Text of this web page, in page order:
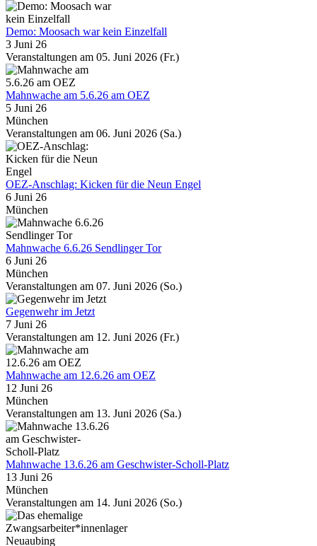
Demo: Moosach war kein Einzelfall
3 Juni 26
Veranstaltungen am 05. Juni 2026 (Fr.)
Mahnwache am 5.6.26 am OEZ
5 Juni 26
München
Veranstaltungen am 06. Juni 2026 (Sa.)
OEZ-Anschlag: Kicken für die Neun Engel
6 Juni 26
München
Mahnwache 6.6.26 Sendlinger Tor
6 Juni 26
München
Veranstaltungen am 07. Juni 2026 (So.)
Gegenwehr im Jetzt
7 Juni 26
Veranstaltungen am 12. Juni 2026 (Fr.)
Mahnwache am 12.6.26 am OEZ
12 Juni 26
München
Veranstaltungen am 13. Juni 2026 (Sa.)
Mahnwache 13.6.26 am Geschwister-Scholl-Platz
13 Juni 26
München
Veranstaltungen am 14. Juni 2026 (So.)